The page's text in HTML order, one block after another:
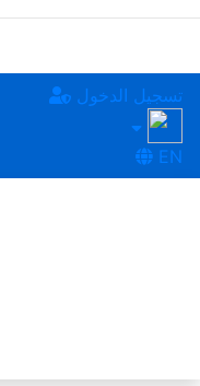
تسجيل الدخول
EN